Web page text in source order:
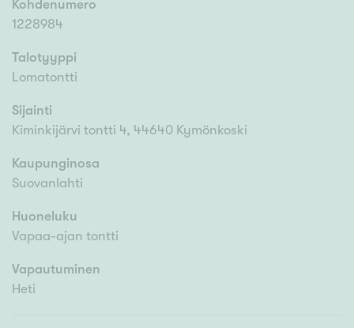
Kohdenumero
1228984
Talotyyppi
Lomatontti
Sijainti
Kiminkijärvi tontti 4, 44640 Kymönkoski
Kaupunginosa
Suovanlahti
Huoneluku
Vapaa-ajan tontti
Vapautuminen
Heti